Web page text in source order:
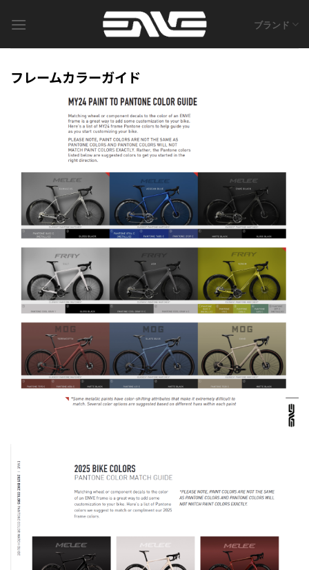
ブランド
フレームカラーガイド